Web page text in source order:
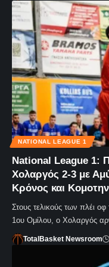
NATIONAL LEAGUE 1
National League 1:
Χολαργός 2-3 με
Κρόνος και
Στους τελικούς των πλέι
1ου Ομίλου, ο Χολαργός
TotalBasket Newsroom